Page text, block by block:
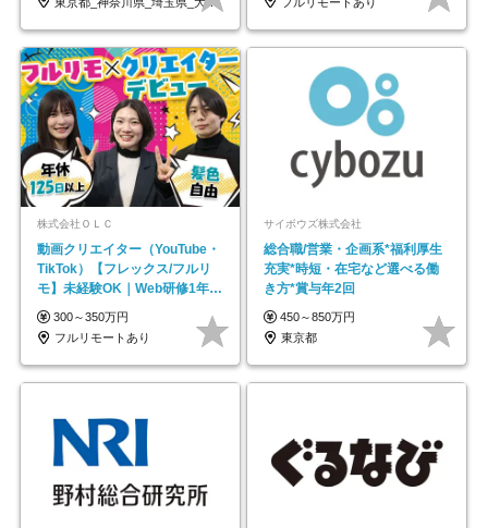
株式会社ＯＬＣ
動画クリエイター（YouTube・
TikTok）【フレックス/フルリ
モ】未経験OK｜Web研修1年間
｜副業OK
300～350万円
フルリモートあり
サイボウズ株式会社
総合職/営業・企画系*福利厚生
充実*時短・在宅など選べる働
き方*賞与年2回
450～850万円
東京都